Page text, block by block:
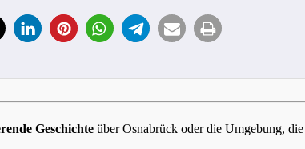
Geschichte über Osnabrück oder die Umgebung,